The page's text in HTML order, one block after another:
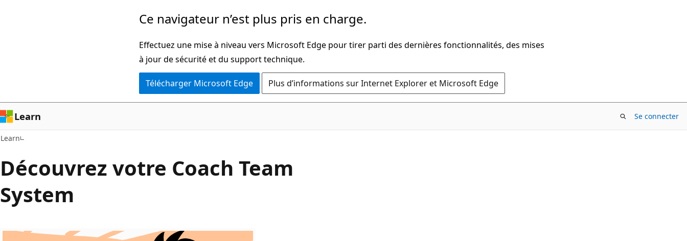
Ce navigateur n’est plus pris en charge.
Effectuez une mise à niveau vers Microsoft Edge pour tirer parti des dernières fonctionnalités, des mises
à jour de sécurité et du support technique.
Télécharger Microsoft Edge Plus d’informations sur Internet Explorer et Microsoft Edge
Learn Se connecter
Learn
Découvrez votre Coach Team
System